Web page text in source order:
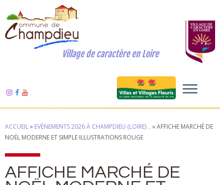
Village de caractère en Loire
ACCUEIL» EVÈNEMENTS 2026 À CHAMPDIEU (LOIRE) .. »AFFICHE MARCHÉ DE
NOËL MODERNE ET SIMPLE ILLUSTRATIONS ROUGE
AFFICHE MARCHÉ DE